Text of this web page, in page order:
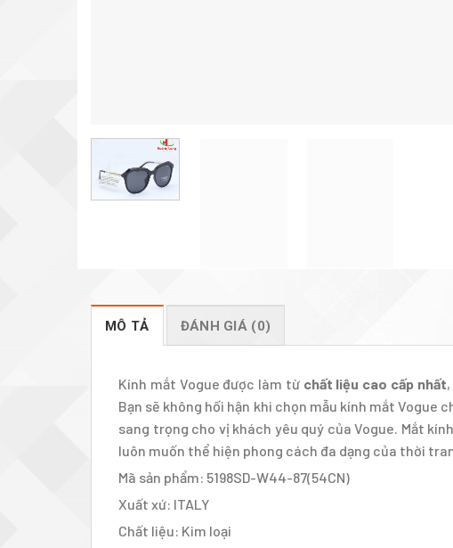
MÔ TẢ ĐÁNH GIÁ (0)
Kính mắt Vogue được làm từchất liệu cao cấp nhất
Bạn sẽ không hối hận khi chọn mẫu kính mắt Vogue
sang trọng cho vị khách yêu quý của Vogue. Mắt
luôn muốn thể hiện phong cách đa dạng của thời
Mã sản phẩm: 5198SD-W44-87(54CN)
Xuất xứ: ITALY
Chất liệu: Kim loại